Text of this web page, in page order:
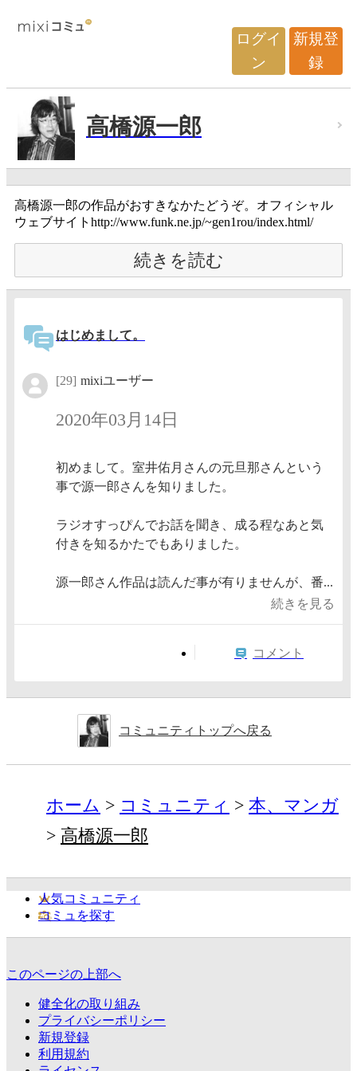
ログイ
ン
新規登
録
高橋源一郎
高橋源一郎の作品がおすきなかたどうぞ。オフィシャル
ウェブサイトhttp://www.funk.ne.jp/~gen1rou/index.html/
続きを読む
はじめまして。
[29] mixiユーザー
2020年03月14日
初めまして。室井佑月さんの元旦那さんという
事で源一郎さんを知りました。
ラジオすっぴんでお話を聞き、成る程なあと気
付きを知るかたでもありました。
源一郎さん作品は読んだ事が有りませんが、番...
続きを見る
コメント
コミュニティトップへ戻る
ホーム コミュニティ
本、マンガ
高橋源一郎
人気コミュニティ
コミュを探す
このページの上部へ
健全化の取り組み
プライバシーポリシー
新規登録
利用規約